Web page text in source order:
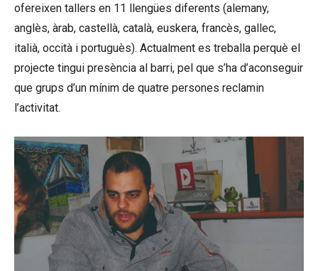
ofereixen tallers en 11 llengües diferents (alemany,
anglès, àrab, castellà, català, euskera, francès, gallec,
italià, occità i portuguès). Actualment es treballa perquè el
projecte tingui presència al barri, pel que s’ha d’aconseguir
que grups d’un mínim de quatre persones reclamin
l’activitat.